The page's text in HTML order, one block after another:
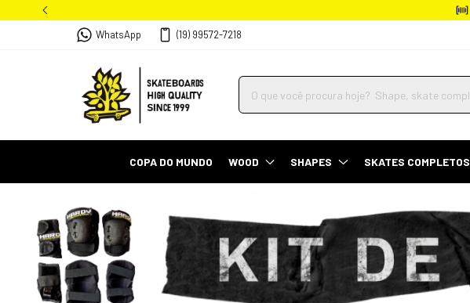
WhatsApp (19) 99572-7218
COPA DO MUNDO WOOD SHAPES SKATES COMPLETOS